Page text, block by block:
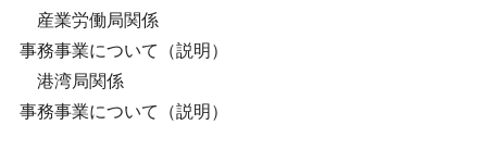
産業労働局関係
事務事業について（説明）
港湾局関係
事務事業について（説明）